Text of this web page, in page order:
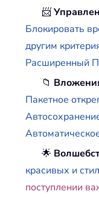
📨
Блокировать
другим
Расширенный
📁
Пакетное
🌟
красивых и
поступлении